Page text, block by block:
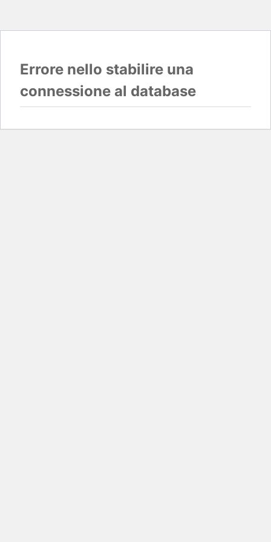
Errore nello stabilire una
connessione al database